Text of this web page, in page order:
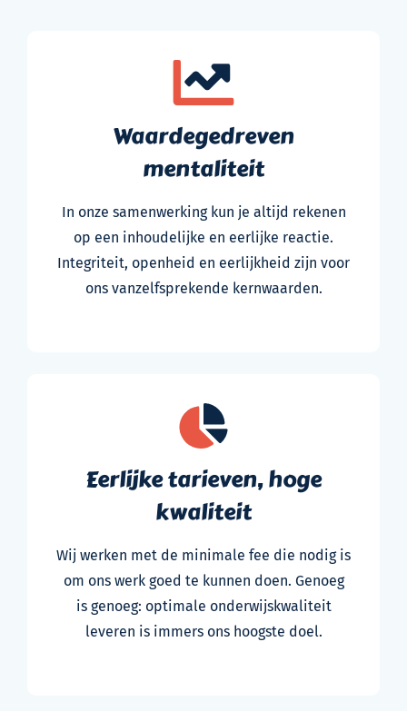
Waardegedreven
mentaliteit
In onze samenwerking kun je altijd rekenen
op een inhoudelijke en eerlijke reactie.
Integriteit, openheid en eerlijkheid zijn voor
ons vanzelfsprekende kernwaarden.
Eerlijke tarieven, hoge
kwaliteit
Wij werken met de minimale fee die nodig is
om ons werk goed te kunnen doen. Genoeg
is genoeg: optimale onderwijskwaliteit
leveren is immers ons hoogste doel.